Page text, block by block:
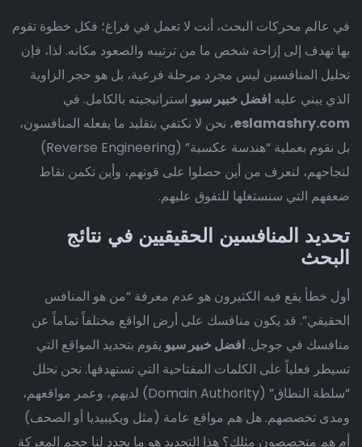
في عالم محركات البحث، أنت لا تعمل في فراغ؛ فكل خطوة تقوم
بها تهدف إلى إزاحة شخص ما من ترتيبه والصعود مكانه. لذا، فإن
تحليل المنافسين ليس مجرد مرحلة فرعية، بل هو حجر الزاوية
الذي يبني عليه افضل خبير سيو استراتيجيته بالكامل. في
eslamashry.com، نحن لا نكتفي بتقليد ما يفعله المنافسون،
بل نقوم بعملية “هندسة عكسية” (Reverse Engineering)
لنجاحهم، لنعرف من أين حصلوا على قوتهم، وأين تكمن نقاط
ضعفهم التي سنستغلها للتفوق عليهم.
تحديد المنافسين الحقيقيين في نتائج
البحث
أول خطأ يقع فيه الكثيرون هو عدم معرفة “من هو المنافس
الحقيقي”. قد يكون منافسك على أرض الواقع مختلفاً تماماً عن
منافسك في جوجل. افضل خبير سيو يقوم بتحديد المواقع التي
تسيطر فعلياً على الكلمات المفتاحية التي تستهدفها. نحن نحلل
“سلطة النطاق” (Domain Authority) لديهم، وعمر مواقعهم،
ومدى تخصصهم. هل هم مواقع عامة (مثل ويكيبيديا أو الصحف)
أم هم متخصصون مثلك؟ هذا التحديد هو ما يحدد لنا حجم المعركة